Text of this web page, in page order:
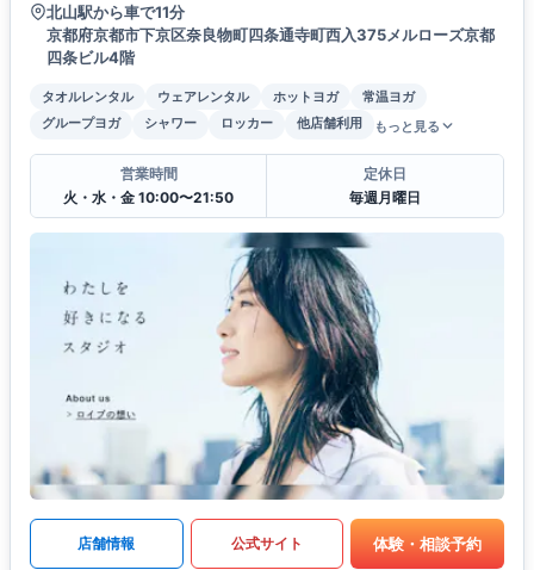
北山駅から車で11分
京都府京都市下京区奈良物町四条通寺町西入375メルローズ京都
四条ビル4階
タオルレンタル ウェアレンタル ホットヨガ
常温ヨガ
グループヨガ
シャワー ロッカー 他店舗利用 もっと見る
営業時間
火・水・金 10:00〜21:50
定休日
毎週月曜日
店舗情報 公式サイト 体験・相談予約